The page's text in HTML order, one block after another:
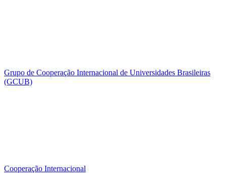
Grupo de Cooperação Internacional de Universidades Brasileiras
(GCUB)
Cooperação Internacional